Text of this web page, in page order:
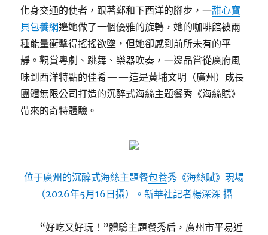
化身交通的使者，跟著鄭和下西洋的腳步，一甜心寶
貝包養網邊她做了一個優雅的旋轉，她的咖啡館被兩
種能量衝擊得搖搖欲墜，但她卻感到前所未有的平
靜。觀賞粵劇、跳舞、樂器吹奏，一邊品嘗從廣府風
味到西洋特點的佳肴——這是黃埔文明（廣州）成長
團體無限公司打造的沉醉式海絲主題餐秀《海絲賦》
帶來的奇特體驗。
位于廣州的沉醉式海絲主題餐包養秀《海絲賦》現場
（2026年5月16日攝）。新華社記者楊深深 攝
“好吃又好玩！”體驗主題餐秀后，廣州市平易近